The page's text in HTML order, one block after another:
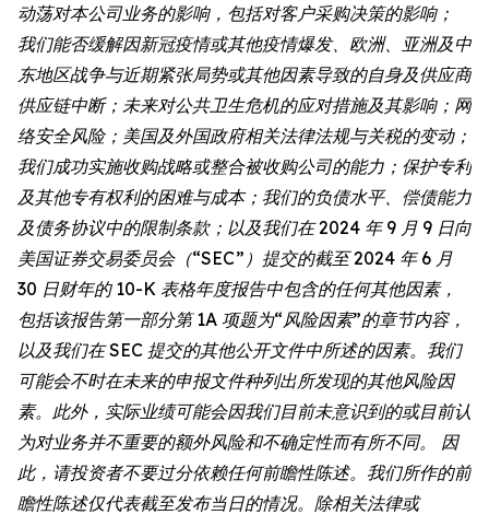
动荡对本公司业务的影响，包括对客户采购决策的影响；
我们能否缓解因新冠疫情或其他疫情爆发、欧洲、亚洲及中
东地区战争与近期紧张局势或其他因素导致的自身及供应商
供应链中断；未来对公共卫生危机的应对措施及其影响；网
络安全风险；美国及外国政府相关法律法规与关税的变动；
我们成功实施收购战略或整合被收购公司的能力；保护专利
及其他专有权利的困难与成本；我们的负债水平、偿债能力
及债务协议中的限制条款；以及我们在 2024 年 9 月 9 日向
美国证券交易委员会（“SEC”）提交的截至 2024 年 6 月
30 日财年的 10-K 表格年度报告中包含的任何其他因素，
包括该报告第一部分第 1A 项题为“风险因素”的章节内容，
以及我们在 SEC 提交的其他公开文件中所述的因素。我们
可能会不时在未来的申报文件种列出所发现的其他风险因
素。此外，实际业绩可能会因我们目前未意识到的或目前认
为对业务并不重要的额外风险和不确定性而有所不同。 因
此，请投资者不要过分依赖任何前瞻性陈述。我们所作的前
瞻性陈述仅代表截至发布当日的情况。除相关法律或